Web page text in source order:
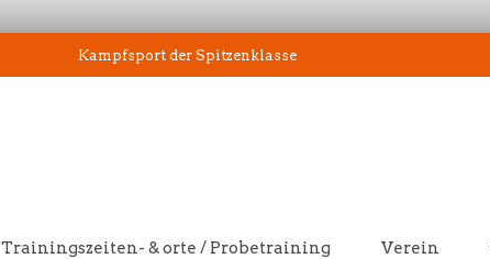
Kampfsport der Spitzenklasse
Trainingszeiten- & orte / Probetraining Verein